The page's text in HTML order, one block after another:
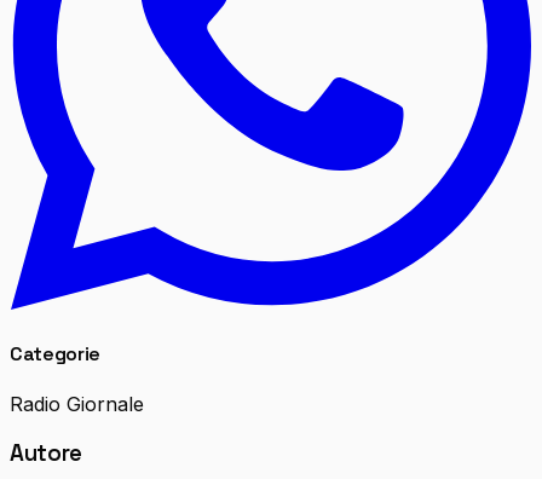
Categorie
Radio Giornale
Autore